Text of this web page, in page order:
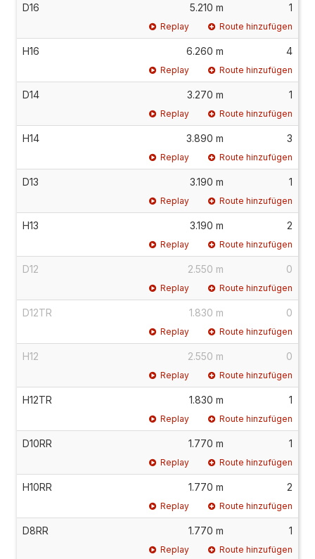
D16 5.210 m 1
Replay Route hinzufügen
H16 6.260 m 4
Replay Route hinzufügen
D14 3.270 m 1
Replay Route hinzufügen
H14 3.890 m 3
Replay Route hinzufügen
D13 3.190 m 1
Replay Route hinzufügen
H13 3.190 m 2
Replay Route hinzufügen
D12 2.550 m 0
Replay Route hinzufügen
D12TR 1.830 m 0
Replay Route hinzufügen
H12 2.550 m 0
Replay Route hinzufügen
H12TR 1.830 m 1
Replay Route hinzufügen
D10RR 1.770 m 1
Replay Route hinzufügen
H10RR 1.770 m 2
Replay Route hinzufügen
D8RR 1.770 m 1
Replay Route hinzufügen